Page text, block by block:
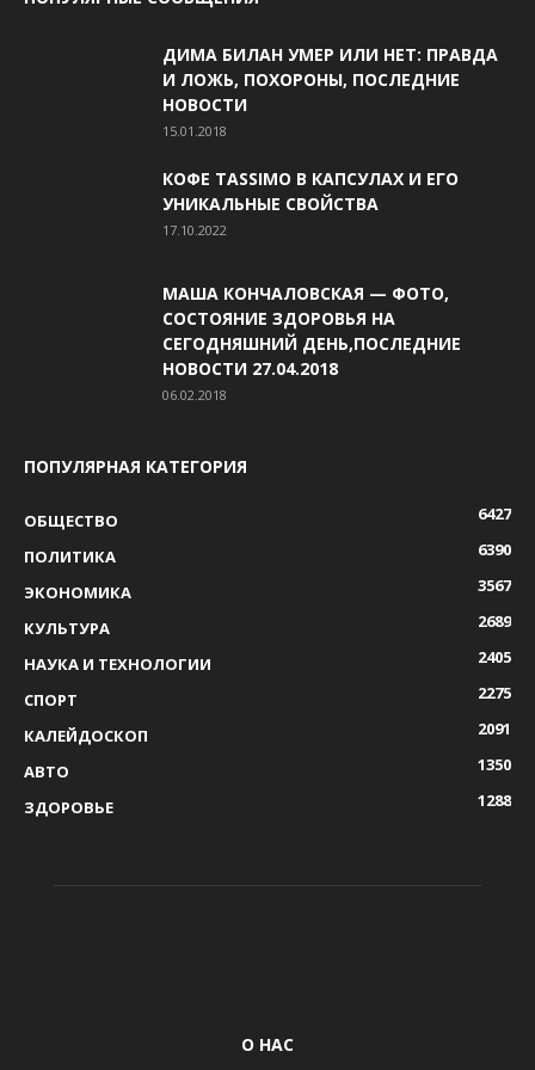
ДИМА БИЛАН УМЕР ИЛИ НЕТ: ПРАВДА
И ЛОЖЬ, ПОХОРОНЫ, ПОСЛЕДНИЕ
НОВОСТИ
15.01.2018
КОФЕ TASSIMO В КАПСУЛАХ И ЕГО
УНИКАЛЬНЫЕ СВОЙСТВА
17.10.2022
МАША КОНЧАЛОВСКАЯ — ФОТО,
СОСТОЯНИЕ ЗДОРОВЬЯ НА
СЕГОДНЯШНИЙ ДЕНЬ,ПОСЛЕДНИЕ
НОВОСТИ 27.04.2018
06.02.2018
ПОПУЛЯРНАЯ КАТЕГОРИЯ
ОБЩЕСТВО
6427
ПОЛИТИКА
6390
ЭКОНОМИКА
3567
КУЛЬТУРА
2689
НАУКА И ТЕХНОЛОГИИ
2405
СПОРТ
2275
КАЛЕЙДОСКОП
2091
АВТО
1350
ЗДОРОВЬЕ
1288
О НАС